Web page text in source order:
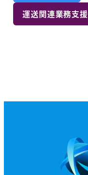
運送関連業務支援